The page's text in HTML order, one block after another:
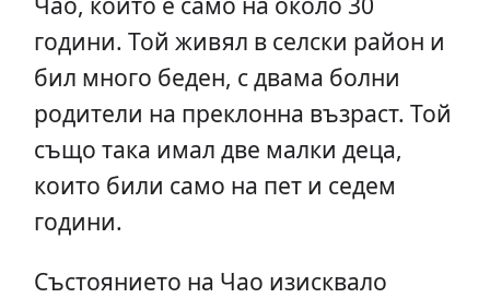
години. Той живял в селски район и
бил много беден, с двама болни
родители на преклонна възраст. Той
също така имал две малки деца,
които били само на пет и седем
години.
Състоянието на Чао изисквало